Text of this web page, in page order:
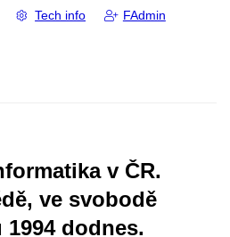
Tech info FAdmin
v ČR.
ve svobodě
1994 dodnes.